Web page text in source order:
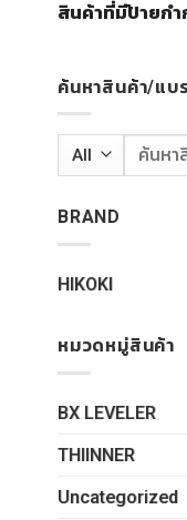
สินค้าที่มีป้ายกำ
ค้นหาสินค้า/แบ
ค้นหา:
BRAND
HIKOKI
หมวดหมู่สินค้า
BX LEVELER
THIINNER
Uncategorized